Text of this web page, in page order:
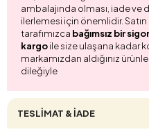
ambalajında olması, iade ve
ilerlemesi için önemlidir.
tarafımızca bağımsız bir
kargoile size ulaşana kadar
markamızdan aldığınız
dileğiyle
TESLİMAT & İADE